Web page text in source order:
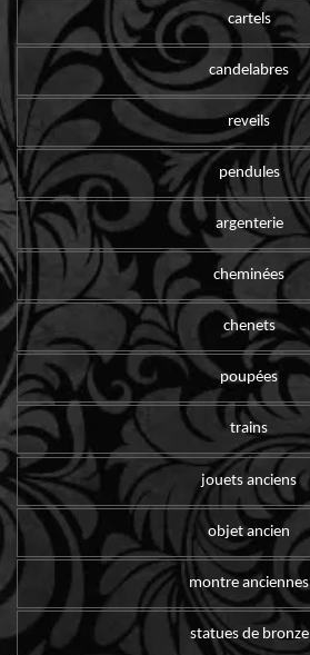
cartels
candelabres
reveils
pendules
argenterie
cheminées
chenets
poupées
trains
jouets anciens
objet ancien
montre anciennes
statues de bronze